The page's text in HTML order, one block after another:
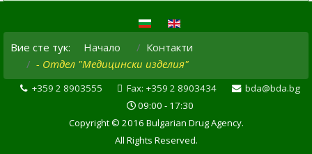
Вие сте тук: Начало
Контакти
- Отдел "Медицински изделия"
+359 2 8903555 Fax: +359 2 8903434
bda@bda.bg
09:00 - 17:30
Copyright © 2016 Bulgarian Drug Agency.
All Rights Reserved.